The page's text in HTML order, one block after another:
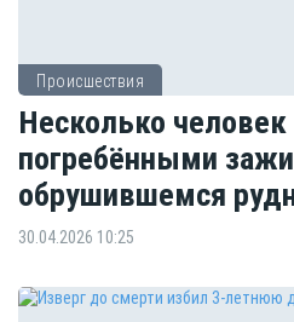
Происшествия
Несколько человек
погребёнными
обрушившемся
30.04.2026 10:25